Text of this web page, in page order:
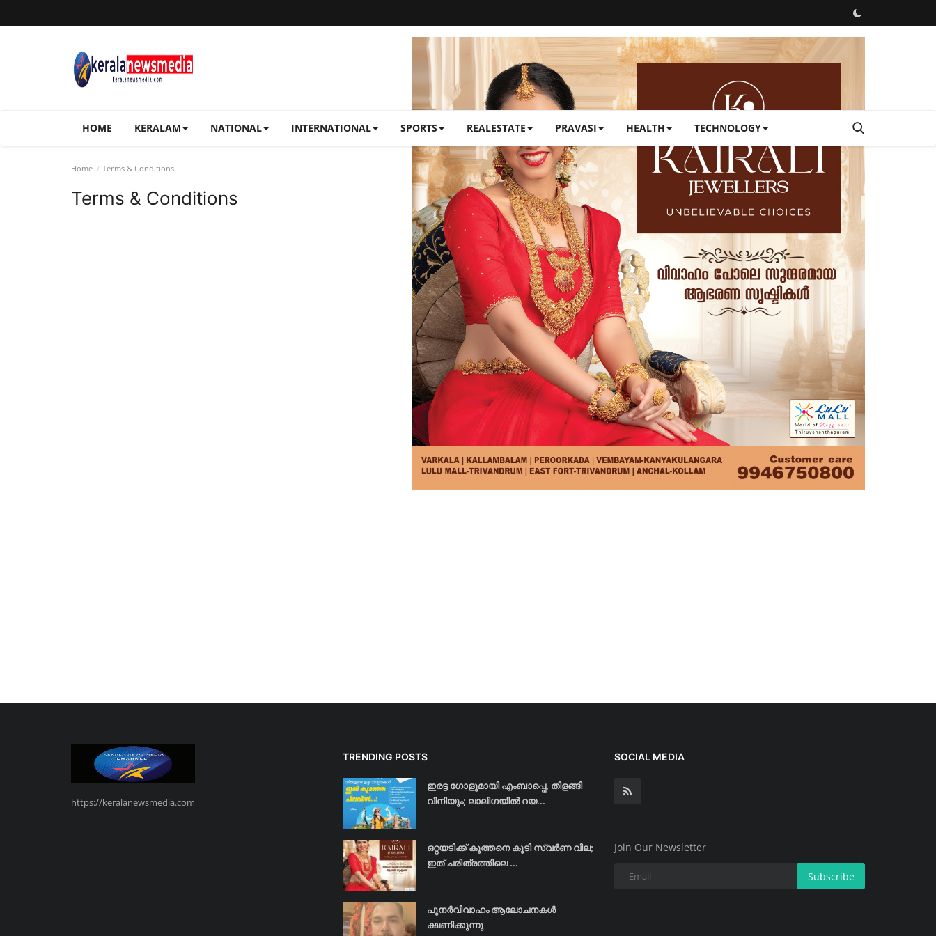
HOME KERALAM NATIONAL INTERNATIONAL SPORTS REALESTATE PRAVASI HEALTH TECHNOLOGY
Home Terms & Conditions
Terms & Conditions
https://keralanewsmedia.com
TRENDING POSTS
ഇരട്ട ഗോളുമായി എംബാപ്പെ, തിളങ്ങി
വിനിയും; ലാലിഗയില്‍ റയ...
ഒറ്റയടിക്ക് കുത്തനെ കൂടി സ്വര്‍ണ വില;
ഇത് ചരിത്രത്തിലെ ...
പുനർവിവാഹം ആലോചനകൾ
ക്ഷണിക്കുന്നു
SOCIAL MEDIA
Join Our Newsletter
Subscribe